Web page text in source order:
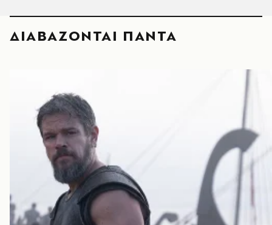
ΔΙΑΒΑΖΟΝΤΑΙ ΠΑΝΤΑ